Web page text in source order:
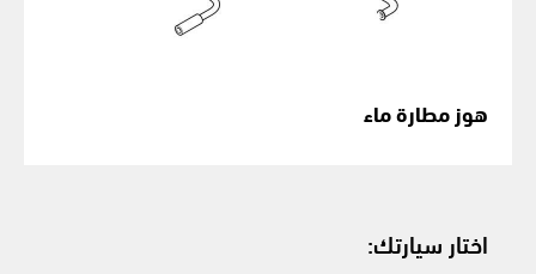
هوز مطارة ماء
اختار سيارتك: